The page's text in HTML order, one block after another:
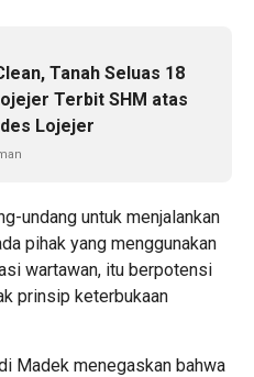
Tanah Seluas 18
Terbit SHM atas
Lojejer
undang untuk menjalankan
pihak yang menggunakan
wartawan, itu berpotensi
prinsip keterbukaan
Madek menegaskan bahwa